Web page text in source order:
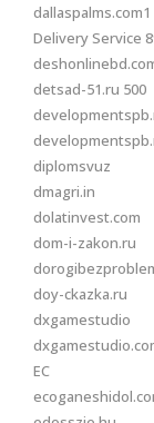
dallaspalms.com1
Delivery Service
detsad-51.ru 500
diplomsvuz
dmagri.in
dolatinvest.com
dom-i-zakon.ru
doy-ckazka.ru
dxgamestudio
EC